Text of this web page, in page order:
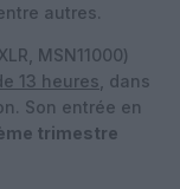
autres.
MSN11000)
13 heures , dans
Son entrée en
trimestre